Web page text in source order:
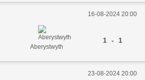
16-08-2024 20:00
Aberystwyth
1 - 1
23-08-2024 20:00